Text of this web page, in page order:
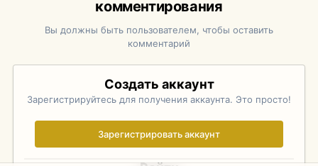
комментирования
Вы должны быть пользователем, чтобы оставить
комментарий
Создать аккаунт
Зарегистрируйтесь для получения аккаунта. Это просто!
Зарегистрировать аккаунт